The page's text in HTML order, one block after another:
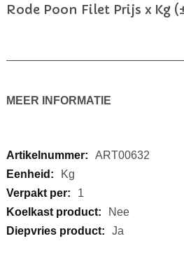
van
Rode Poon Filet Prijs x Kg
MEER INFORMATIE
Meer
informatie
ART00632
Kg
1
Nee
Ja